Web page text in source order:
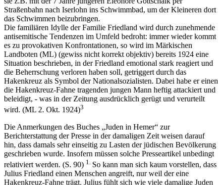
Straßenbahn nach Iserlohn ins Schwimmbad, um der Kleineren dort
das Schwimmen beizubringen.
Die familiären Idylle der Familie Friedland wird durch zunehmende
antisemitische Tendenzen im Umfeld bedroht: immer wieder kommt
es zu provokativen Konfrontationen, so wird im Märkischen
Landboten (ML) (gewiss nicht korrekt objektiv) bereits 1924 eine
Situation beschrieben, in der Friedland emotional stark reagiert und
die Beherrschung verloren haben soll, getriggert durch das
Hakenkreuz als Symbol der Nationalsozialisten. Dabei habe er einen
die Hakenkreuz-Fahne tragenden jungen Mann heftig attackiert und
beleidigt, - was in der Zeitung ausdrücklich gerügt und verurteilt
wird. (ML 2. Okt. 1924)3
Die Anmerkungen des Buches „Juden in Hemer“ zur
Berichterstattung der Presse in der damaligen Zeit weisen darauf
hin, dass damals sehr einseitig zu Lasten der jüdischen Bevölkerung
geschrieben wurde. Insofern müssen solche Presseartikel unbedingt
relativiert werden. (S. 90) 1. So kann man sich kaum vorstellen, dass
Julius Friedland einen Menschen angreift, nur weil der eine
Hakenkreuz-Fahne trägt. Julius fühlt sich wie viele damalige Juden